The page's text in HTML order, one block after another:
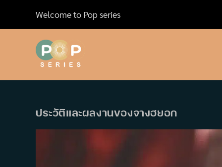
content
Welcome to Pop series
ประวัติและผลงานของจางฮยอก